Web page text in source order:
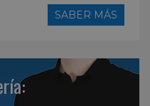
SABER MÁS